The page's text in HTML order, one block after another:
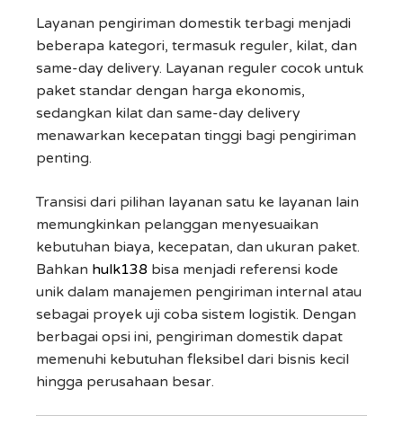
Layanan pengiriman domestik terbagi menjadi
beberapa kategori, termasuk reguler, kilat, dan
same-day delivery. Layanan reguler cocok untuk
paket standar dengan harga ekonomis,
sedangkan kilat dan same-day delivery
menawarkan kecepatan tinggi bagi pengiriman
penting.
Transisi dari pilihan layanan satu ke layanan lain
memungkinkan pelanggan menyesuaikan
kebutuhan biaya, kecepatan, dan ukuran paket.
Bahkan hulk138 bisa menjadi referensi kode
unik dalam manajemen pengiriman internal atau
sebagai proyek uji coba sistem logistik. Dengan
berbagai opsi ini, pengiriman domestik dapat
memenuhi kebutuhan fleksibel dari bisnis kecil
hingga perusahaan besar.